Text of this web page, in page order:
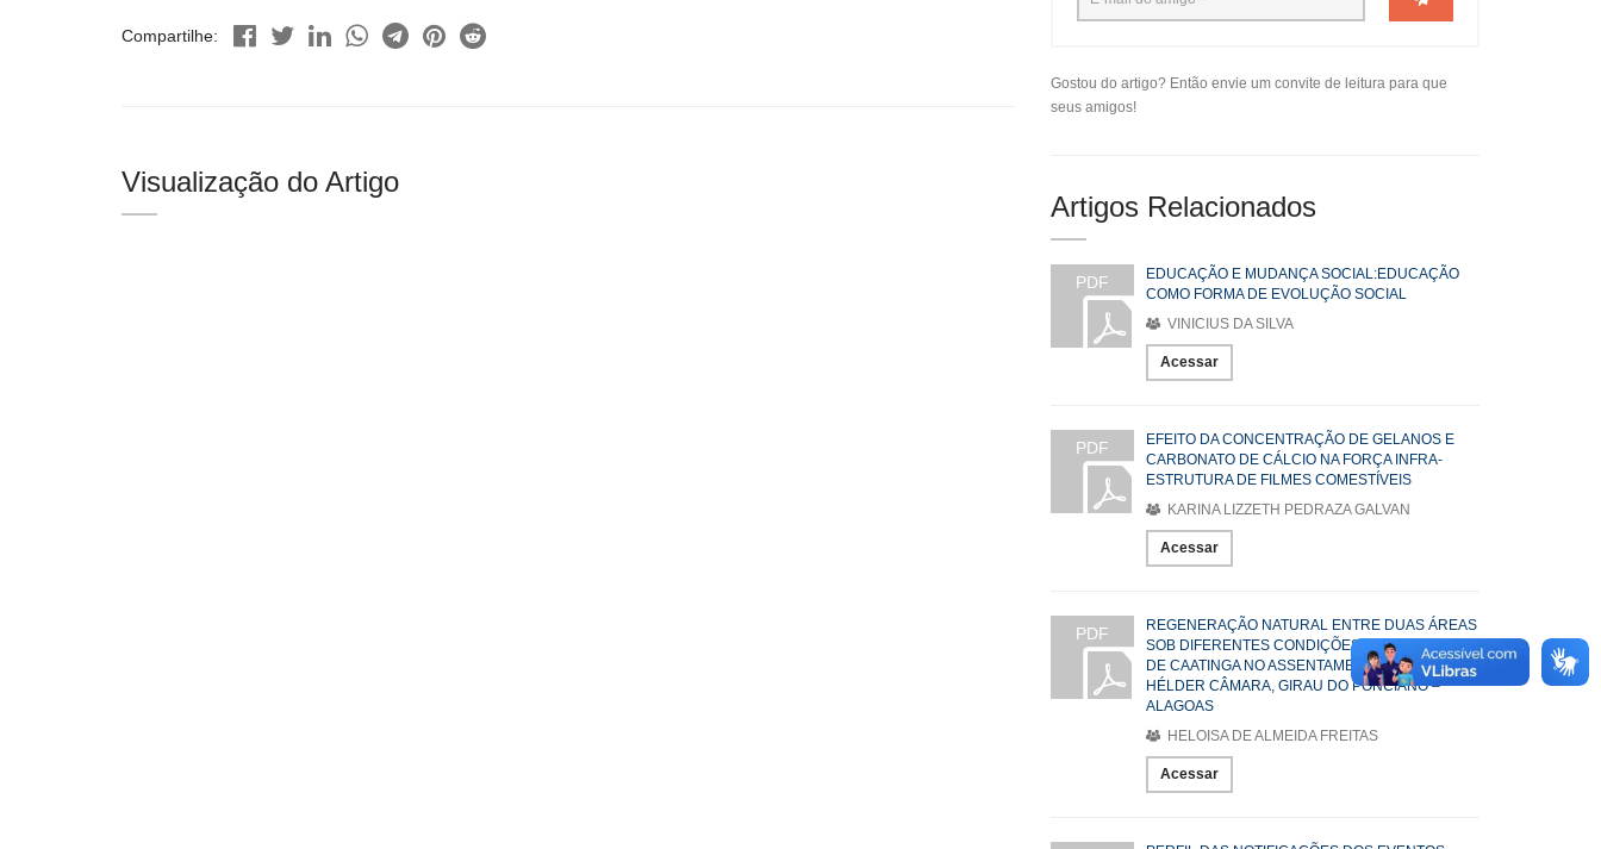
Compartilhe:
Visualização do Artigo
Gostou do artigo? Então envie um convite de leitura para que
seus amigos!
Artigos Relacionados
PDF
EDUCAÇÃO E MUDANÇA SOCIAL:EDUCAÇÃO
COMO FORMA DE EVOLUÇÃO SOCIAL
VINICIUS DA SILVA
Acessar
PDF
EFEITO DA CONCENTRAÇÃO DE GELANOS E
CARBONATO DE CÁLCIO NA FORÇA INFRA-
ESTRUTURA DE FILMES COMESTÍVEIS
KARINA LIZZETH PEDRAZA GALVAN
Acessar
PDF
REGENERAÇÃO NATURAL ENTRE DUAS ÁREAS
SOB DIFERENTES CONDIÇÕES EM UM TRECHO
DE CAATINGA NO ASSENTAMENTO DOM
HÉLDER CÂMARA, GIRAU DO PONCIANO –
ALAGOAS
HELOISA DE ALMEIDA FREITAS
Acessar